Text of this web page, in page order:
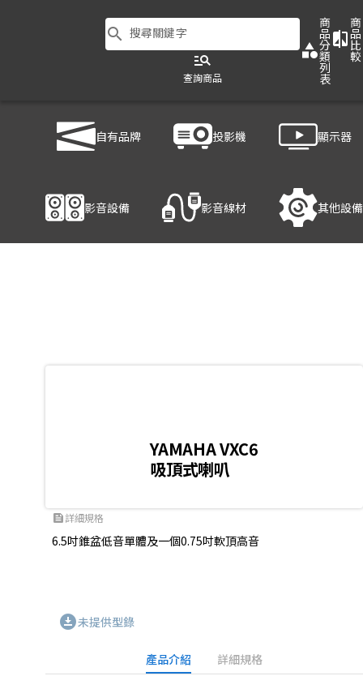
search 搜尋關鍵字
manage_search
查詢商品
category
商
品
分
類
列
表
compare
商
品
比
較
自有品牌 投影機 顯示器
影音設備 影音線材 其他設備
產品細節
YAMAHA VXC6
吸頂式喇叭
feed詳細規格
6.5吋錐盆低音單體及一個0.75吋軟頂高音
download_for_offline未提供型錄
產品介紹 詳細規格